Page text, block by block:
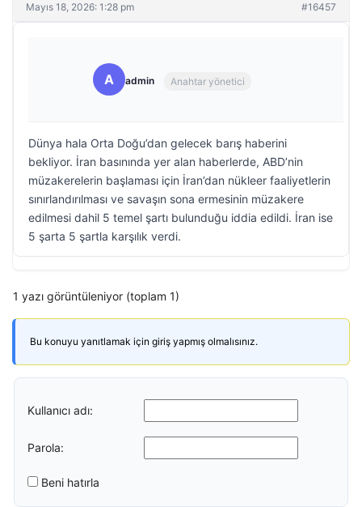
Mayıs 18, 2026: 1:28 pm #16457
A admin Anahtar yönetici
Dünya hala Orta Doğu’dan gelecek barış haberini
bekliyor. İran basınında yer alan haberlerde, ABD’nin
müzakerelerin başlaması için İran’dan nükleer faaliyetlerin
sınırlandırılması ve savaşın sona ermesinin müzakere
edilmesi dahil 5 temel şartı bulunduğu iddia edildi. İran ise
5 şarta 5 şartla karşılık verdi.
1 yazı görüntüleniyor (toplam 1)
Bu konuyu yanıtlamak için giriş yapmış olmalısınız.
Kullanıcı adı:
Parola:
Beni hatırla